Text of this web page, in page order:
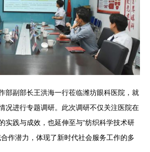
部副部长王洪海一行莅临潍坊眼科医院，就
况进行专题调研。此次调研不仅关注医院在
实践与成效，也延伸至与“纺织科学技术研
作潜力，体现了新时代社会服务工作的多